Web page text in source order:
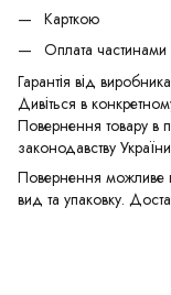
Карткою
Оплата
Гарантія від
Дивіться в
Повернення товару в
законодавству
Повернення можливе
вид та упаковку.